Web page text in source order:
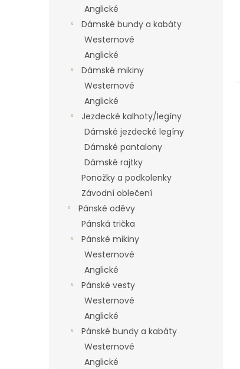
Anglické
Dámské bundy a kabáty
Westernové
Anglické
Dámské mikiny
Westernové
Anglické
Jezdecké kalhoty/legíny
Dámské jezdecké legíny
Dámské pantalony
Dámské rajtky
Ponožky a podkolenky
Závodní oblečení
Pánské oděvy
Pánská trička
Pánské mikiny
Westernové
Anglické
Pánské vesty
Westernové
Anglické
Pánské bundy a kabáty
Westernové
Anglické